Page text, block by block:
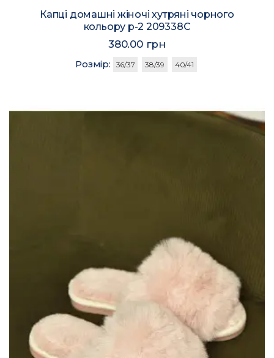
Капці домашні жіночі хутряні чорного
кольору р-2 209338C
380.00 грн
Розмір: 36/37 38/39 40/41